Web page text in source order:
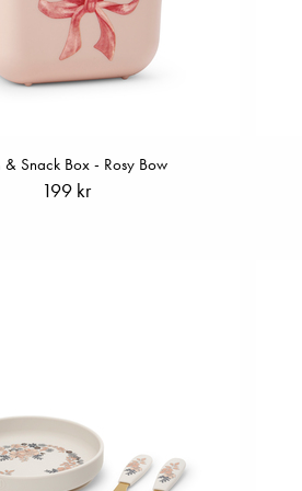
& Snack Box - Rosy Bow
199 kr